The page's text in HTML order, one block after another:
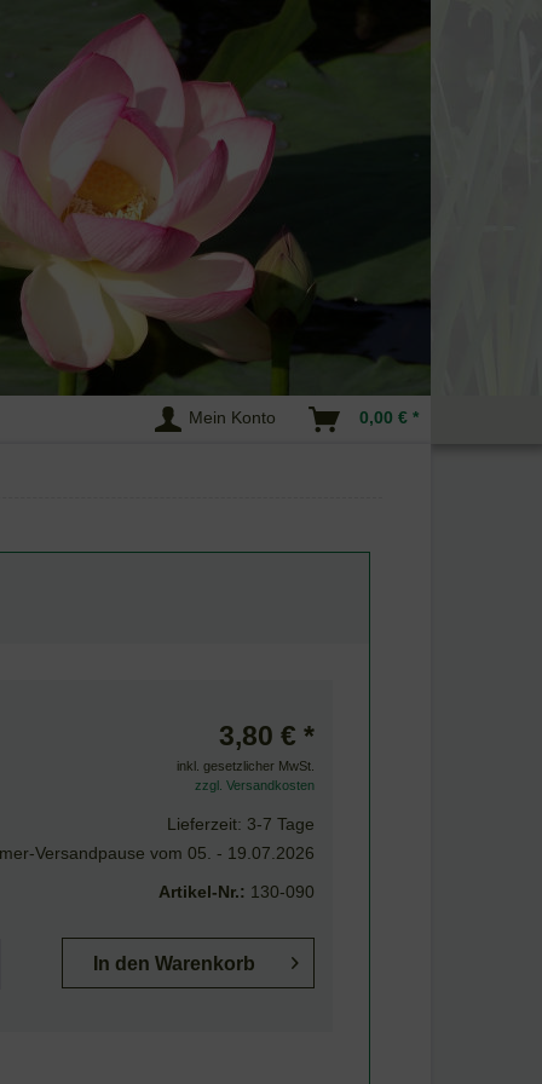
Mein Konto 0,00 € *
3,80 € *
inkl. gesetzlicher MwSt.
zzgl. Versandkosten
Lieferzeit: 3-7 Tage
Versandpause vom 05. - 19.07.2026
Artikel-Nr.: 130-090
In den Warenkorb